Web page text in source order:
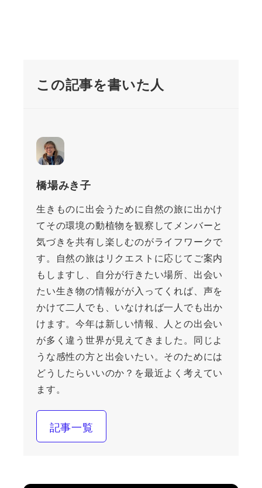
この記事を書いた人
橋場みき子
生きものに出会うために自然の旅に出かけ
てその環境の動植物を観察してメンバーと
気づきを共有し楽しむのがライフワークで
す。自然の旅はリクエストに応じてご案内
もしますし、自分が行きたい場所、出会い
たい生き物の情報がが入ってくれば、声を
かけて二人でも、いなければ一人でも出か
けます。今年は新しい情報、人との出会い
が多く違う世界が見えてきました。同じよ
うな感性の方と出会いたい。そのためには
どうしたらいいのか？を最近よく考えてい
ます。
記事一覧